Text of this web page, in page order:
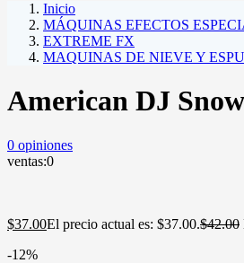
Inicio
MÁQUINAS EFECTOS
EXTREME FX
MAQUINAS DE NIEVE Y
American DJ
0 opiniones
ventas:0
$37.00El precio actual es: $37.00.$42.00
-12%